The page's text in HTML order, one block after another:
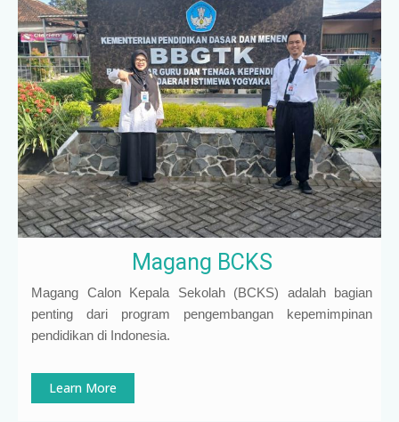
Magang BCKS
Magang Calon Kepala Sekolah (BCKS) adalah bagian
penting dari program pengembangan kepemimpinan
pendidikan di Indonesia.
Learn More